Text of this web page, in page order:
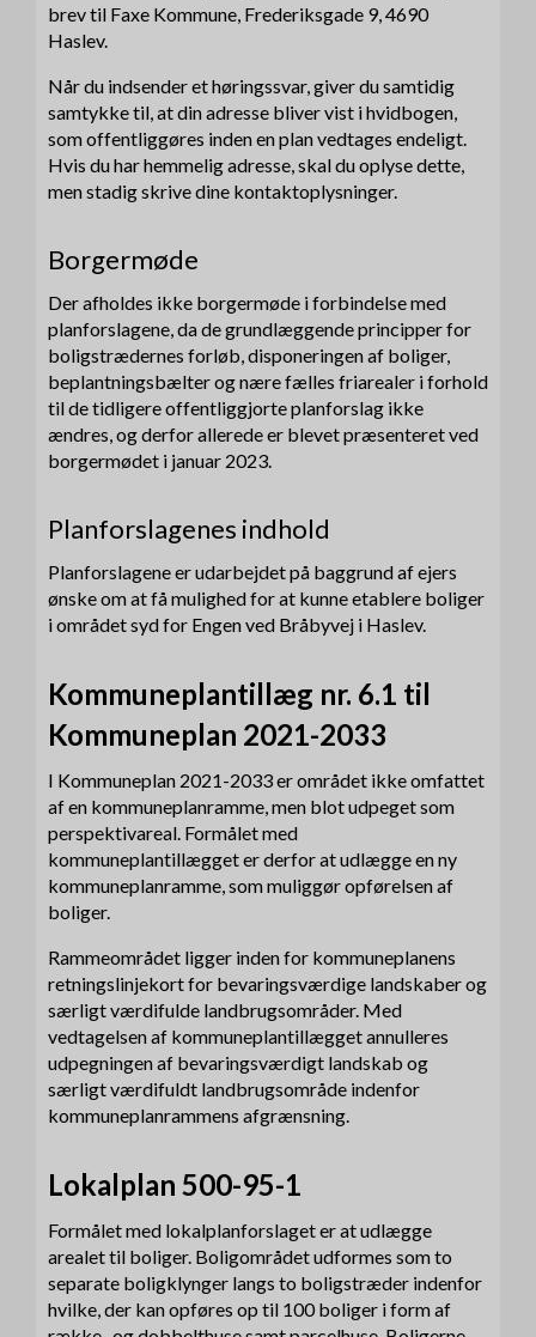
brev til Faxe Kommune, Frederiksgade 9, 4690
Haslev.
Når du indsender et høringssvar, giver du samtidig
samtykke til, at din adresse bliver vist i hvidbogen,
som offentliggøres inden en plan vedtages endeligt.
Hvis du har hemmelig adresse, skal du oplyse dette,
men stadig skrive dine kontaktoplysninger.
Borgermøde
Der afholdes ikke borgermøde i forbindelse med
planforslagene, da de grundlæggende principper for
boligstrædernes forløb, disponeringen af boliger,
beplantningsbælter og nære fælles friarealer i forhold
til de tidligere offentliggjorte planforslag ikke
ændres, og derfor allerede er blevet præsenteret ved
borgermødet i januar 2023.
Planforslagenes indhold
Planforslagene er udarbejdet på baggrund af ejers
ønske om at få mulighed for at kunne etablere boliger
i området syd for Engen ved Bråbyvej i Haslev.
Kommuneplantillæg nr. 6.1 til
Kommuneplan 2021-2033
I Kommuneplan 2021-2033 er området ikke omfattet
af en kommuneplanramme, men blot udpeget som
perspektivareal. Formålet med
kommuneplantillægget er derfor at udlægge en ny
kommuneplanramme, som muliggør opførelsen af
boliger.
Rammeområdet ligger inden for kommuneplanens
retningslinjekort for bevaringsværdige landskaber og
særligt værdifulde landbrugsområder. Med
vedtagelsen af kommuneplantillægget annulleres
udpegningen af bevaringsværdigt landskab og
særligt værdifuldt landbrugsområde indenfor
kommuneplanrammens afgrænsning.
Lokalplan 500-95-1
Formålet med lokalplanforslaget er at udlægge
arealet til boliger. Boligområdet udformes som to
separate boligklynger langs to boligstræder indenfor
hvilke, der kan opføres op til 100 boliger i form af